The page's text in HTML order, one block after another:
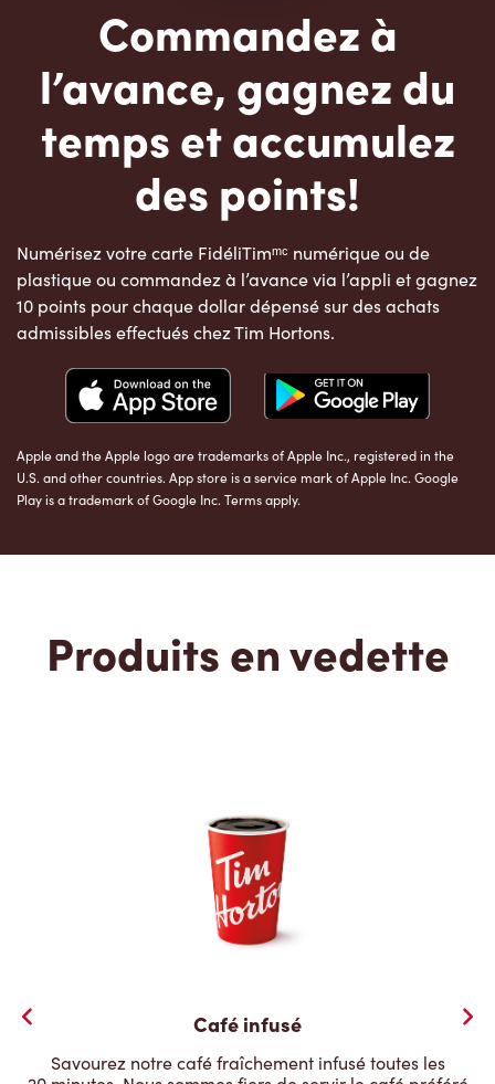
Commandez à
l’avance, gagnez du
temps et accumulez
des points!
Numérisez votre carte FidéliTimᵐᶜ numérique ou de
plastique ou commandez à l’avance via l’appli et gagnez
10 points pour chaque dollar dépensé sur des achats
admissibles effectués chez Tim Hortons.
Apple and the Apple logo are trademarks of Apple Inc., registered in the
U.S. and other countries. App store is a service mark of Apple Inc. Google
Play is a trademark of Google Inc. Terms apply.
Produits en vedette
Café infusé
Savourez notre café fraîchement infusé toutes les